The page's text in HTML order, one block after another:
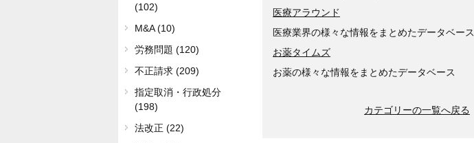
医療アラウンド
医療業界の様々な情報をまとめたデータベース
お薬タイムズ
お薬の様々な情報をまとめたデータベース
カテゴリーの一覧へ戻る
(102)
M&A (10)
労務問題 (120)
不正請求 (209)
指定取消・行政処分
(198)
法改正 (22)